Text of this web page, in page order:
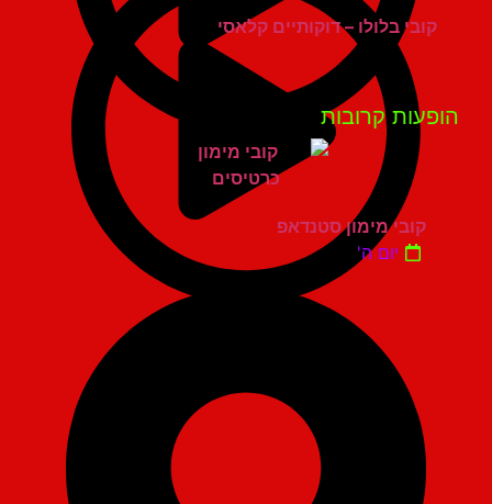
קובי בלולו – דוקותיים קלאסי
קרובות
קובי מימון סטנדאפ
יום ה'